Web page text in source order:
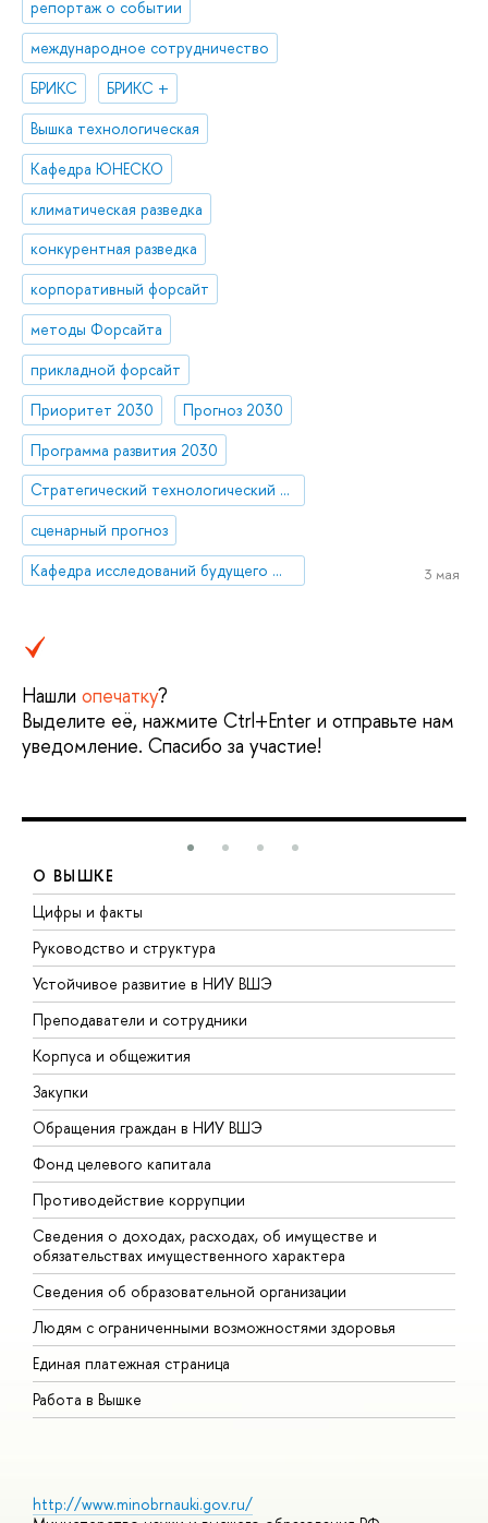
репортаж о событии
международное сотрудничество
БРИКС
БРИКС +
Вышка технологическая
Кафедра ЮНЕСКО
климатическая разведка
конкурентная разведка
корпоративный форсайт
методы Форсайта
прикладной форсайт
Приоритет 2030
Прогноз 2030
Программа развития 2030
Стратегический технологический проект «Национальный центр социально-экономического и научно-технологического прогнозирования»
сценарный прогноз
Кафедра исследований будущего ЮНЕСКО
3 мая
Нашли опечатку?
Выделите её, нажмите Ctrl+Enter и отправьте нам
уведомление. Спасибо за участие!
О ВЫШКЕ
Цифры и факты
Руководство и структура
Устойчивое развитие в НИУ ВШЭ
Преподаватели и сотрудники
Корпуса и общежития
Закупки
Обращения граждан в НИУ ВШЭ
Фонд целевого капитала
Противодействие коррупции
Сведения о доходах, расходах, об имуществе и
обязательствах имущественного характера
Сведения об образовательной организации
Людям с ограниченными возможностями здоровья
Единая платежная страница
Работа в Вышке
http://www.minobrnauki.gov.ru/